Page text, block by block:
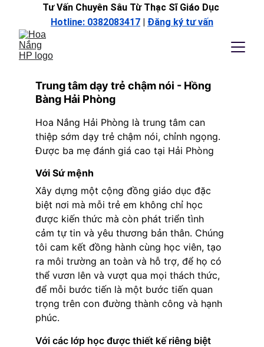
Tư Vấn Chuyên Sâu Từ Thạc Sĩ Giáo Dục
Hotline: 0382083417 | Đăng ký tư vấn
Trung tâm dạy trẻ chậm nói - Hồng
Bàng Hải Phòng
Hoa Nắng Hải Phòng là trung tâm can
thiệp sớm dạy trẻ chậm nói, chỉnh ngọng.
Được ba mẹ đánh giá cao tại Hải Phòng
Với Sứ mệnh
Xây dựng một cộng đồng giáo dục đặc
biệt nơi mà mỗi trẻ em không chỉ học
được kiến thức mà còn phát triển tình
cảm tự tin và yêu thương bản thân. Chúng
tôi cam kết đồng hành cùng học viên, tạo
ra môi trường an toàn và hỗ trợ, để họ có
thể vươn lên và vượt qua mọi thách thức,
để mỗi bước tiến là một bước tiến quan
trọng trên con đường thành công và hạnh
phúc.
Với các lớp học được thiết kế riêng biệt